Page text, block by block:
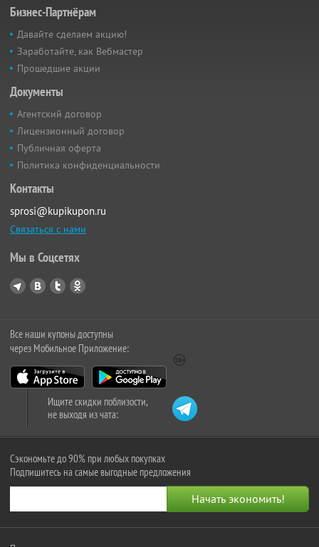
Бизнес-Партнёрам
Давайте сделаем акцию!
Заработайте, как Вебмастер
Прошедшие акции
Документы
Агентский договор
Лицензионный договор
Публичная оферта
Политика конфиденциальности
Контакты
sprosi@kupikupon.ru
Связаться с нами
Мы в Соцсетях
Все наши купоны доступны
через Мобильное Приложение:
Ищите скидки поблизости,
не выходя из чата:
Сэкономьте до 90% при любых покупках
Подпишитесь на самые выгодные предложения